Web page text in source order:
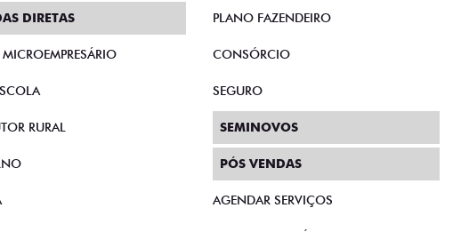
DIRETAS
RURAL
PLANO FAZENDEIRO
CONSÓRCIO
SEGURO
SEMINOVOS
PÓS VENDAS
AGENDAR SERVIÇOS